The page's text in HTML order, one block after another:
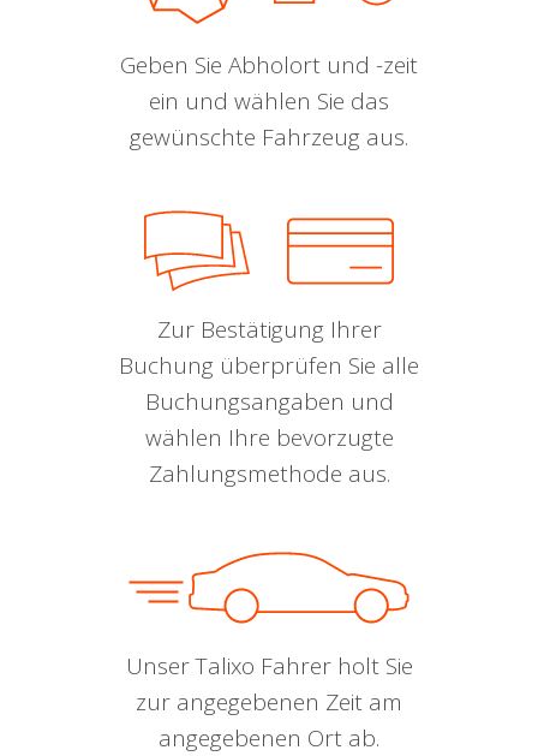
Geben Sie Abholort und -zeit
ein und wählen Sie das
gewünschte Fahrzeug aus.
Zur Bestätigung Ihrer
Buchung überprüfen Sie alle
Buchungsangaben und
wählen Ihre bevorzugte
Zahlungsmethode aus.
Unser Talixo Fahrer holt Sie
zur angegebenen Zeit am
angegebenen Ort ab.